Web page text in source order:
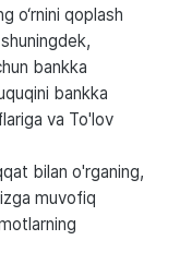
o‘rnini qoplash
bankka
bankka
va To'lov
bilan o'rganing,
muvofiq